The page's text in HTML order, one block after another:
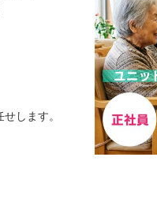
します。